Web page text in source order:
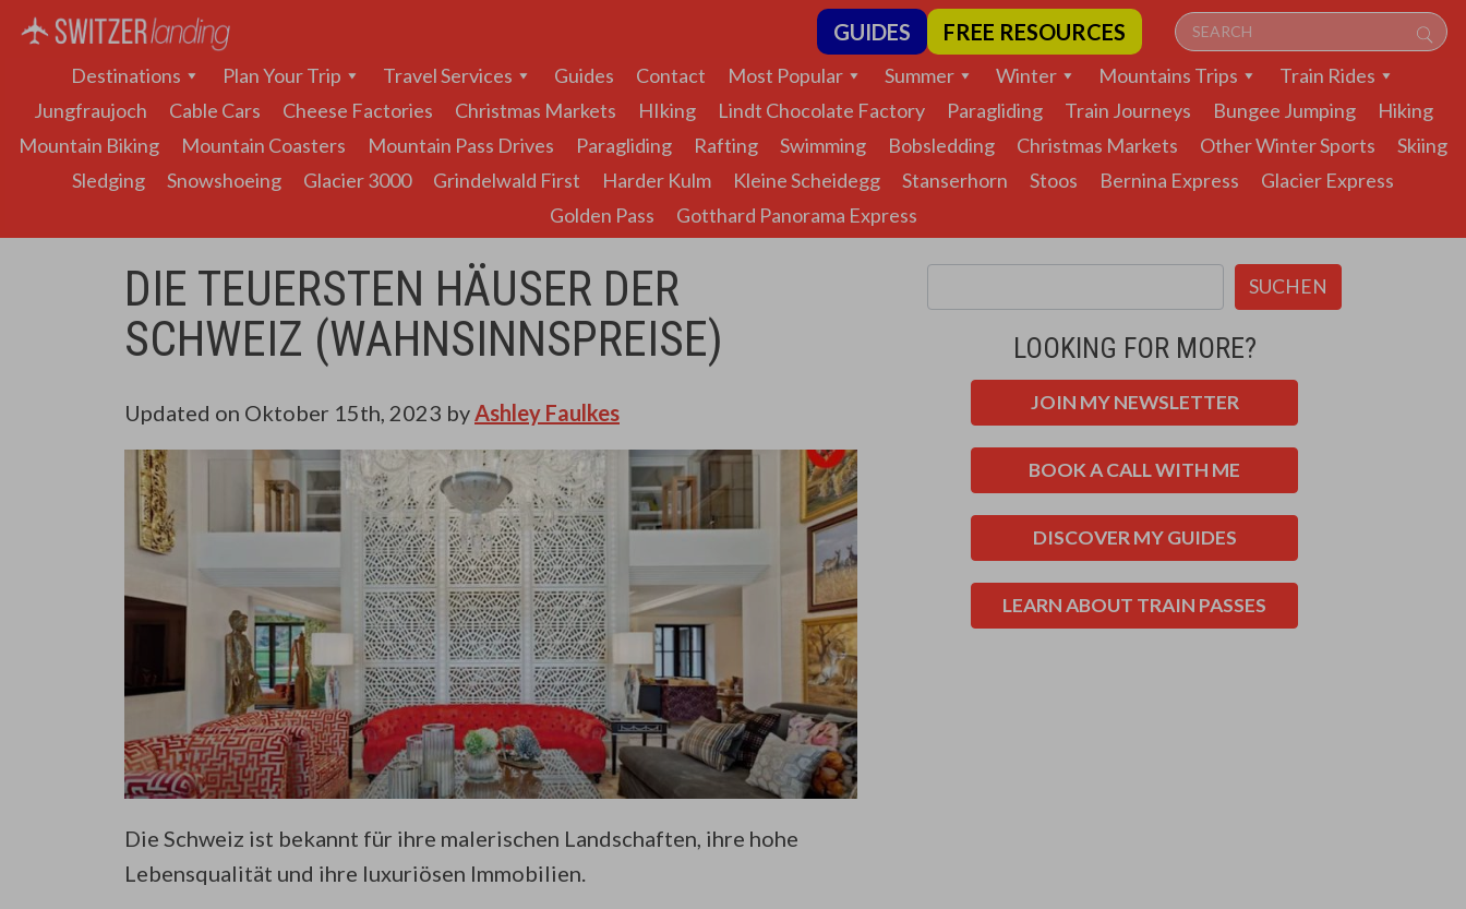
Hauptnavigation GUIDES FREE RESOURCES
Destinations Plan Your Trip Travel Services Guides Contact Most Popular Summer Winter Mountains Trips
Train Rides
Jungfraujoch
Cable Cars Cheese Factories Christmas Markets HIking Lindt Chocolate Factory Paragliding Train Journeys Bungee Jumping
Hiking
Mountain Biking
Mountain Coasters Mountain Pass Drives Paragliding Rafting Swimming Bobsledding Christmas Markets Other Winter Sports
Skiing
Sledging
Snowshoeing Glacier 3000 Grindelwald First Harder Kulm Kleine Scheidegg Stanserhorn Stoos Bernina Express
Glacier Express
Golden Pass
Gotthard Panorama Express
DIE TEUERSTEN HÄUSER DER
SCHWEIZ (WAHNSINNSPREISE)
Updated on Oktober 15th, 2023 by Ashley Faulkes
Die Schweiz ist bekannt für ihre malerischen Landschaften, ihre hohe
Lebensqualität und ihre luxuriösen Immobilien.
SUCHEN
LOOKING FOR MORE?
JOIN MY NEWSLETTER
BOOK A CALL WITH ME
DISCOVER MY GUIDES
LEARN ABOUT TRAIN PASSES